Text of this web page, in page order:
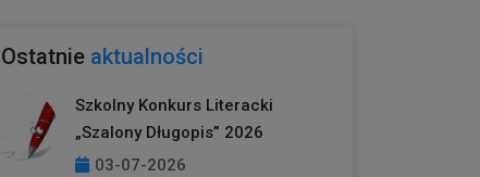
Ostatnie aktualności
Szkolny Konkurs Literacki
„Szalony Długopis” 2026
03-07-2026